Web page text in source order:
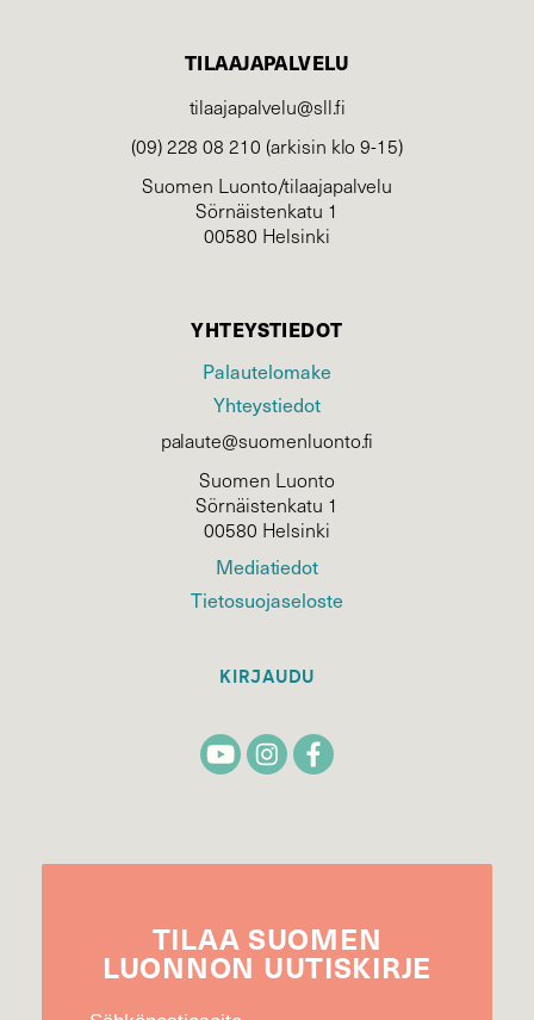
TILAAJAPALVELU
tilaajapalvelu@sll.fi
(09) 228 08 210 (arkisin klo 9-15)
Suomen Luonto/tilaajapalvelu
Sörnäistenkatu 1
00580 Helsinki
YHTEYSTIEDOT
Palautelomake
Yhteystiedot
palaute@suomenluonto.fi
Suomen Luonto
Sörnäistenkatu 1
00580 Helsinki
Mediatiedot
Tietosuojaseloste
KIRJAUDU
TILAA SUOMEN
LUONNON UUTIS­KIRJE